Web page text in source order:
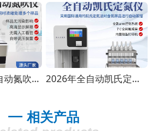
2026年8月全自动氮吹仪选购指南：各行业适配方案推荐 2026年全自动凯氏定氮仪选购指南 实验室选型全攻略
相关产品